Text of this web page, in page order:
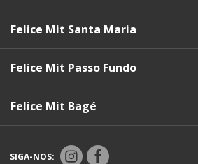
Felice Mit Santa Maria
Felice Mit Passo Fundo
Felice Mit Bagé
SIGA-NOS: